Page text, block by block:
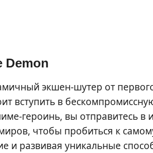
Demon
экшен-шутер от
вступить в
героинь, вы отправитесь в
чтобы пробиться к
и развивая уникальные